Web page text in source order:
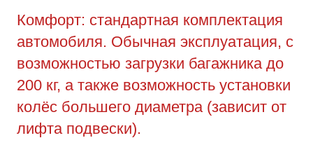
Комфорт: стандартная комплектация
автомобиля. Обычная эксплуатация, с
возможностью загрузки багажника до
200 кг, а также возможность установки
колёс большего диаметра (зависит от
лифта подвески).